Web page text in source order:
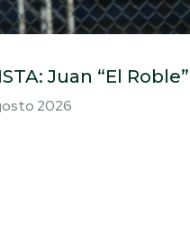
Juan “El
2026